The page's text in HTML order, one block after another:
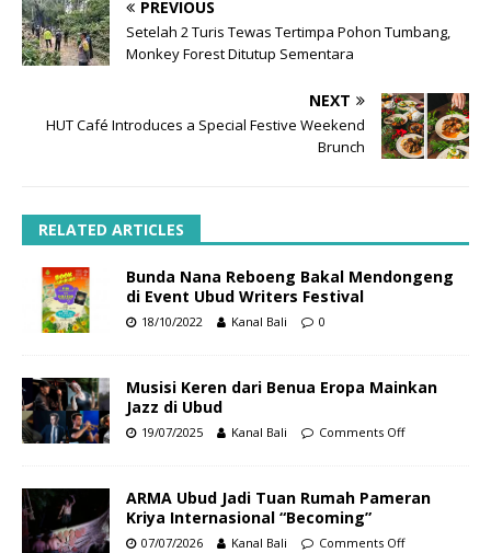
PREVIOUS
Setelah 2 Turis Tewas Tertimpa Pohon Tumbang,
Monkey Forest Ditutup Sementara
NEXT
HUT Café Introduces a Special Festive Weekend
Brunch
RELATED ARTICLES
Bunda Nana Reboeng Bakal Mendongeng
di Event Ubud Writers Festival
18/10/2022 Kanal Bali 0
Musisi Keren dari Benua Eropa Mainkan
Jazz di Ubud
19/07/2025 Kanal Bali Comments Off
ARMA Ubud Jadi Tuan Rumah Pameran
Kriya Internasional “Becoming”
07/07/2026 Kanal Bali Comments Off